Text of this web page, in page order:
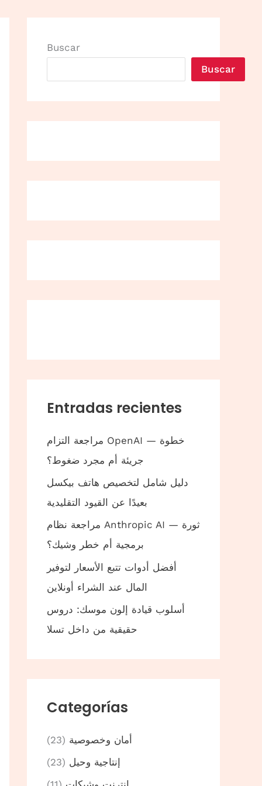
Buscar
Buscar
Entradas recientes
مراجعة التزام OpenAI — خطوة
جريئة أم مجرد ضغوط؟
دليل شامل لتخصيص هاتف بيكسل
بعيدًا عن القيود التقليدية
مراجعة نظام Anthropic AI — ثورة
برمجية أم خطر وشيك؟
أفضل أدوات تتبع الأسعار لتوفير
المال عند الشراء أونلاين
أسلوب قيادة إلون موسك: دروس
حقيقية من داخل تسلا
Categorías
أمان وخصوصية (23)
إنتاجية وحيل (23)